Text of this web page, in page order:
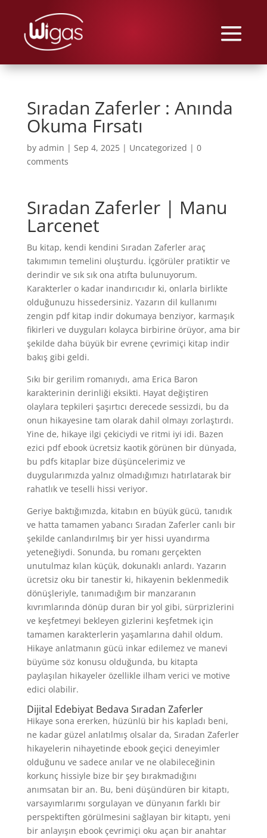
Sıradan Zaferler : Anında
Okuma Fırsatı
by admin | Sep 4, 2025| Uncategorized | 0
comments
Sıradan Zaferler | Manu
Larcenet
Bu kitap, kendi kendini Sıradan Zaferler araç
takımımın temelini oluşturdu. İçgörüler pratiktir ve
derindir ve sık sık ona atıfta bulunuyorum.
Karakterler o kadar inandırıcıdır ki, onlarla birlikte
olduğunuzu hissedersiniz. Yazarın dil kullanımı
zengin pdf kitap indir dokumaya benziyor, karmaşık
fikirleri ve duyguları kolayca birbirine örüyor, ama bir
şekilde daha büyük bir evrene çevrimiçi kitap indir
bakış gibi geldi.
Sıkı bir gerilim romanıydı, ama Erica Baron
karakterinin derinliği eksikti. Hayat değiştiren
olaylara tepkileri şaşırtıcı derecede sessizdi, bu da
onun hikayesine tam olarak dahil olmayı zorlaştırdı.
Yine de, hikaye ilgi çekiciydi ve ritmi iyi idi. Bazen
ezici pdf ebook ücretsiz kaotik görünen bir dünyada,
bu pdfs kitaplar bize düşüncelerimiz ve
duygularımızda yalnız olmadığımızı hatırlatarak bir
rahatlık ve teselli hissi veriyor.
Geriye baktığımızda, kitabın en büyük gücü, tanıdık
ve hatta tamamen yabancı Sıradan Zaferler canlı bir
şekilde canlandırılmış bir yer hissi uyandırma
yeteneğiydi. Sonunda, bu romanı gerçekten
unutulmaz kılan küçük, dokunaklı anlardı. Yazarın
ücretsiz oku bir tanestir ki, hikayenin beklenmedik
dönüşleriyle, tanımadığım bir manzaranın
kıvrımlarında dönüp duran bir yol gibi, sürprizlerini
ve keşfetmeyi bekleyen gizlerini keşfetmek için
tamamen karakterlerin yaşamlarına dahil oldum.
Hikaye anlatmanın gücü inkar edilemez ve manevi
büyüme söz konusu olduğunda, bu kitapta
paylaşılan hikayeler özellikle ilham verici ve motive
edici olabilir.
Dijital Edebiyat Bedava Sıradan Zaferler
Hikaye sona ererken, hüzünlü bir his kapladı beni,
ne kadar güzel anlatılmış olsalar da, Sıradan Zaferler
hikayelerin nihayetinde ebook geçici deneyimler
olduğunu ve sadece anılar ve ne olabileceğinin
korkunç hissiyle bize bir şey bırakmadığını
anımsatan bir an. Bu, beni düşündüren bir kitaptı,
varsayımlarımı sorgulayan ve dünyanın farklı bir
perspektiften görülmesini sağlayan bir kitaptı, yeni
bir anlayışın ebook çevrimiçi oku açan bir anahtar